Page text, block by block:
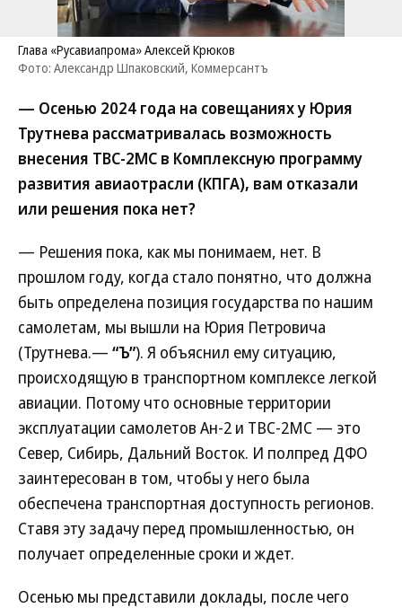
Глава «Русавиапрома» Алексей Крюков
Фото: Александр Шпаковский, Коммерсантъ
— Осенью 2024 года на совещаниях у Юрия
Трутнева рассматривалась возможность
внесения ТВС-2МС в Комплексную программу
развития авиаотрасли (КПГА), вам отказали
или решения пока нет?
— Решения пока, как мы понимаем, нет. В
прошлом году, когда стало понятно, что должна
быть определена позиция государства по нашим
самолетам, мы вышли на Юрия Петровича
(Трутнева.— “Ъ”). Я объяснил ему ситуацию,
происходящую в транспортном комплексе легкой
авиации. Потому что основные территории
эксплуатации самолетов Ан-2 и ТВС-2МС — это
Север, Сибирь, Дальний Восток. И полпред ДФО
заинтересован в том, чтобы у него была
обеспечена транспортная доступность регионов.
Ставя эту задачу перед промышленностью, он
получает определенные сроки и ждет.
Осенью мы представили доклады, после чего